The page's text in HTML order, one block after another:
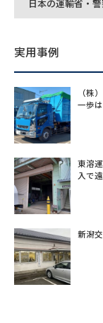
日本の運輸省・
実用事例
（株
一歩
東溶
入で
新潟